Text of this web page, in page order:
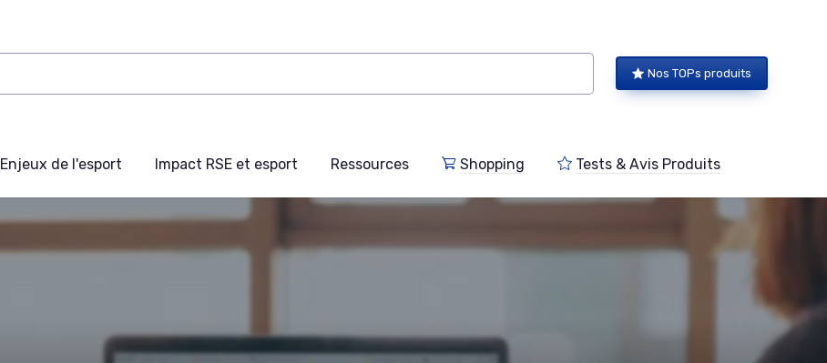
Nos TOPs produits
Enjeux de l'esport Impact RSE et esport Ressources Shopping Tests & Avis Produits